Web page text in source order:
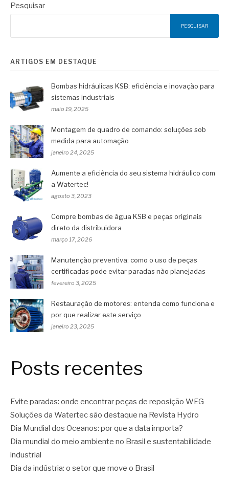
Pesquisar
PESQUISAR
ARTIGOS EM DESTAQUE
Bombas hidráulicas KSB: eficiência e inovação para
sistemas industriais
maio 19, 2025
Montagem de quadro de comando: soluções sob
medida para automação
janeiro 24, 2025
Aumente a eficiência do seu sistema hidráulico com
a Watertec!
agosto 3, 2023
Compre bombas de água KSB e peças originais
direto da distribuidora
março 17, 2026
Manutenção preventiva: como o uso de peças
certificadas pode evitar paradas não planejadas
fevereiro 3, 2025
Restauração de motores: entenda como funciona e
por que realizar este serviço
janeiro 23, 2025
Posts recentes
Evite paradas: onde encontrar peças de reposição WEG
Soluções da Watertec são destaque na Revista Hydro
Dia Mundial dos Oceanos: por que a data importa?
Dia mundial do meio ambiente no Brasil e sustentabilidade
industrial
Dia da indústria: o setor que move o Brasil